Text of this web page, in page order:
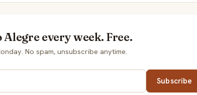
every week. Free.
No spam, unsubscribe anytime.
Subscribe